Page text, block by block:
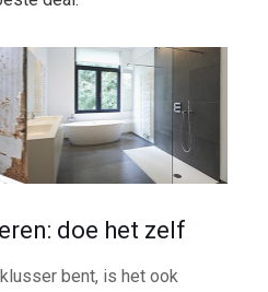
doe het zelf
bent, is het ook